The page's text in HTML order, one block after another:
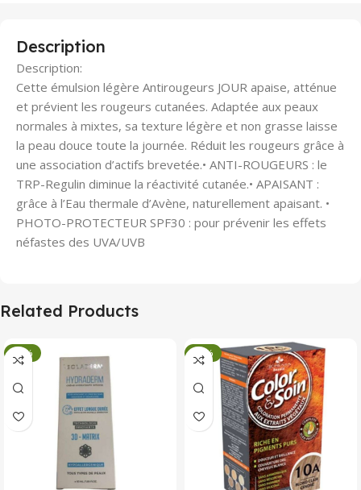
Description
Description:
Cette émulsion légère Antirougeurs JOUR apaise, atténue
et prévient les rougeurs cutanées. Adaptée aux peaux
normales à mixtes, sa texture légère et non grasse laisse
la peau douce toute la journée. Réduit les rougeurs grâce à
une association d’actifs brevetée.• ANTI-ROUGEURS : le
TRP-Regulin diminue la réactivité cutanée.• APAISANT :
grâce à l’Eau thermale d’Avène, naturellement apaisant. •
PHOTO-PROTECTEUR SPF30 : pour prévenir les effets
néfastes des UVA/UVB
Related Products
-34% -34%